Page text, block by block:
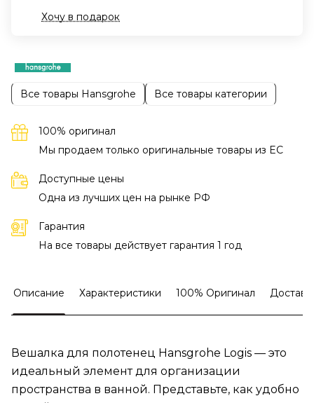
Хочу в подарок
Все товары Hansgrohe Все товары категории
100% оригинал
Мы продаем только оригинальные товары из EC
Доступные цены
Одна из лучших цен на рынке РФ
Гарантия
На все товары действует гарантия 1 год
Описание Характеристики 100% Оригинал
Вешалка для полотенец Hansgrohe Logis — это
идеальный элемент для организации
пространства в ванной. Представьте, как удобно